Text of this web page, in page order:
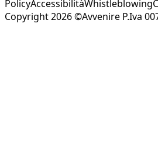
PolicyAccessibilitàWhistleblowing
Copyright 2026 ©Avvenire P.Iva